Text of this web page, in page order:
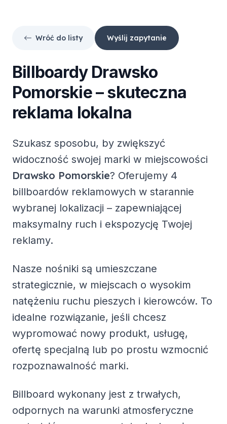
Wróć do listy Wyślij zapytanie
Billboardy Drawsko
Pomorskie– skuteczna
reklama lokalna
Szukasz sposobu, by zwiększyć
widoczność swojej marki w miejscowości
Drawsko Pomorskie? Oferujemy 4
billboardów reklamowych w starannie
wybranej lokalizacji – zapewniającej
maksymalny ruch i ekspozycję Twojej
reklamy.
Nasze nośniki są umieszczane
strategicznie, w miejscach o wysokim
natężeniu ruchu pieszych i kierowców. To
idealne rozwiązanie, jeśli chcesz
wypromować nowy produkt, usługę,
ofertę specjalną lub po prostu wzmocnić
rozpoznawalność marki.
Billboard wykonany jest z trwałych,
odpornych na warunki atmosferyczne